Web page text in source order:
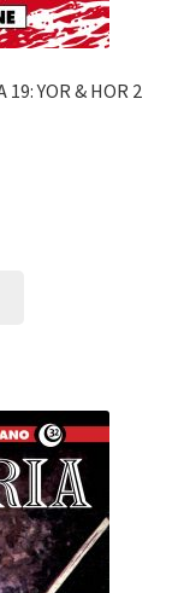
19: YOR & HOR 2